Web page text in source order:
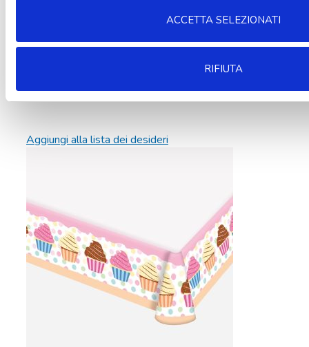
ACCETTA SELEZIONATI
RIFIUTA
Aggiungi alla lista dei desideri